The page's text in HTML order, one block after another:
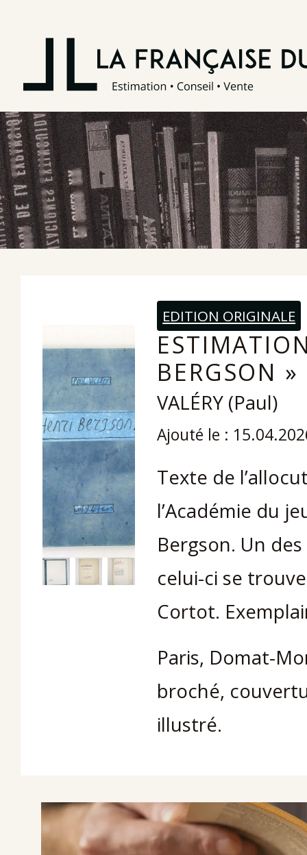
EDITION ORIGINALE
BERGSON »
VALÉRY (Paul)
Ajouté le :
Texte de
l’Académie du
Bergson. Un
celui-ci se
Cortot.
Paris, Domat-
broché,
illustré.